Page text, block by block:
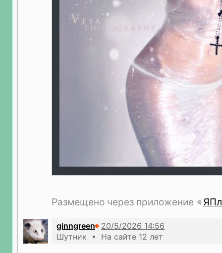
Размещено через приложение
ginngreen
Шутник • На сайте 12 лет